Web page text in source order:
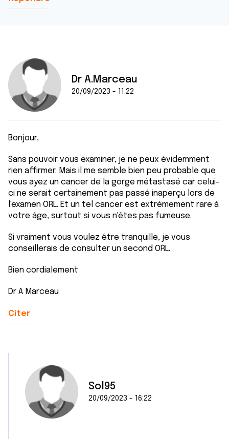
Dr A.Marceau
20/09/2023 - 11:22
Bonjour,
Sans pouvoir vous examiner, je ne peux évidemment
rien affirmer. Mais il me semble bien peu probable que
vous ayez un cancer de la gorge métastasé car celui-
ci ne serait certainement pas passé inaperçu lors de
l'examen ORL. Et un tel cancer est extrémement rare à
votre âge, surtout si vous n'êtes pas fumeuse.
Si vraiment vous voulez être tranquille, je vous
conseillerais de consulter un second ORL.
Bien cordialement
Dr A Marceau
Citer
Sol95
20/09/2023 - 16:22